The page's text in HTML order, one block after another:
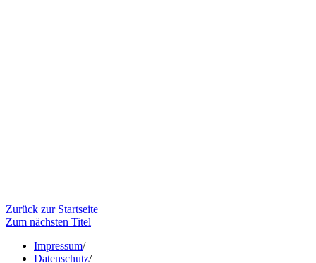
Zurück zur Startseite
Zum nächsten Titel
Impressum/
Datenschutz/